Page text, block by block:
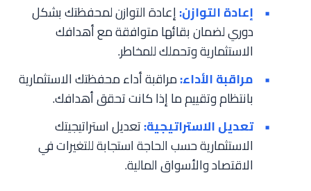
إعادة التوازن:إعادة التوازن لمحفظتك بشكل
دوري لضمان بقائها متوافقة مع أهدافك
الاستثمارية وتحملك للمخاطر.
مراقبة الأداء:مراقبة أداء محفظتك الاستثمارية
بانتظام وتقييم ما إذا كانت تحقق أهدافك.
تعديل الاستراتيجية:تعديل استراتيجيتك
الاستثمارية حسب الحاجة استجابة للتغيرات في
الاقتصاد والأسواق المالية.